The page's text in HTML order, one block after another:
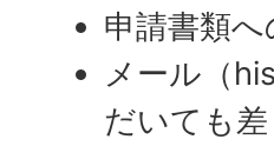
申請書類
メール（
だいても